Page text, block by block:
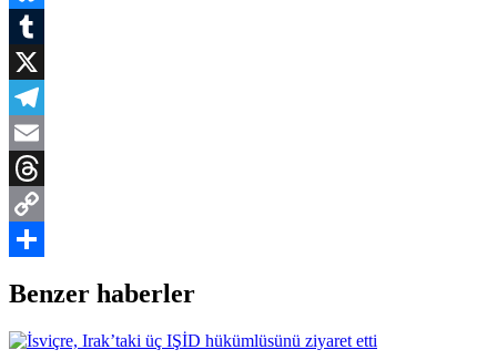
Bluesky
Tumblr
X
Telegram
Email
Threads
Copy
Benzer haberler